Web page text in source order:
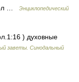
…
Энциклопедический
) духовные
заветы. Синодальный